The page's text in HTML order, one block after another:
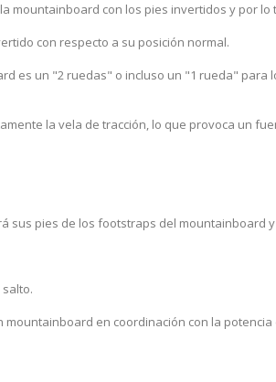
mountainboard con los pies invertidos y por lo
con respecto a su posición normal.
es un "2 ruedas" o incluso un "1 rueda"
la vela de tracción, lo que provoca un
sus pies de los footstraps del mountainboard
en coordinación con la